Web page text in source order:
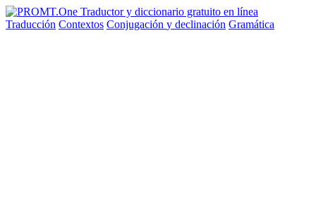
Traducción Contextos Conjugación y declinación Gramática